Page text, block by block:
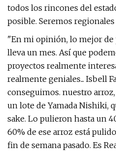
todos los rincones del
posible. Seremos
"En mi opinión, lo mejor de
lleva un mes. Así que
proyectos realmente
realmente geniales... Isbell
conseguimos. nuestro
un lote de Yamada Nishiki,
sake. Lo pulieron hasta un
60% de ese arroz está
fin de semana pasado. Es